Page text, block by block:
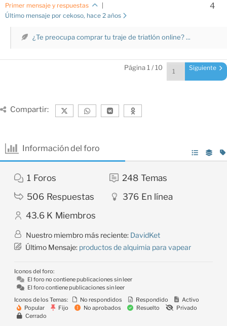
Primer mensaje y respuestas
|
Último mensaje por cekoso, hace 2 años
4
¿Te preocupa comprar tu traje de triatlón online? ...
Página 1 / 10 Siguiente
Compartir:
Información del foro
1 Foros 248 Temas
506 Respuestas 376 En línea
43.6 K Miembros
Nuestro miembro más reciente: DavidKet
Último Mensaje: productos de alquimia para vapear
Iconos del foro:
El foro no contiene publicaciones sin leer
El foro contiene publicaciones sin leer
Iconos de los Temas:
No respondidos Respondido
Activo
Popular
Fijo No aprobados Resuelto
Privado
Cerrado